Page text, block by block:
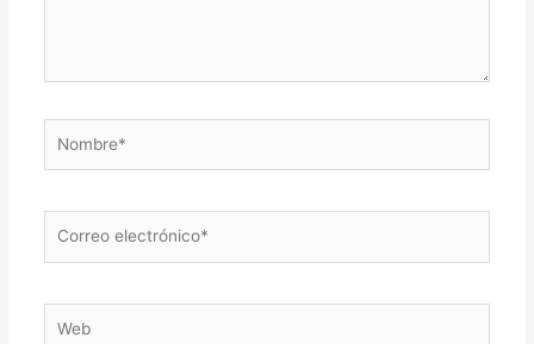
electrónico*